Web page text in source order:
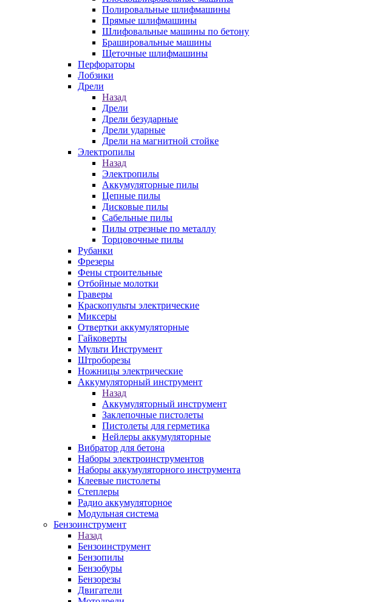
Полировальные шлифмашины
Прямые шлифмашины
Шлифовальные машины по бетону
Брашировальные машины
Щеточные шлифмашины
Перфораторы
Лобзики
Дрели
Назад
Дрели
Дрели безударные
Дрели ударные
Дрели на магнитной стойке
Электропилы
Назад
Электропилы
Аккумуляторные пилы
Цепные пилы
Дисковые пилы
Сабельные пилы
Пилы отрезные по металлу
Торцовочные пилы
Рубанки
Фрезеры
Фены строительные
Отбойные молотки
Граверы
Краскопульты электрические
Миксеры
Отвертки аккумуляторные
Гайковерты
Мульти Инструмент
Штроборезы
Ножницы электрические
Аккумуляторный инструмент
Назад
Аккумуляторный инструмент
Заклепочные пистолеты
Пистолеты для герметика
Нейлеры аккумуляторные
Вибратор для бетона
Наборы электроинструментов
Наборы аккумуляторного инструмента
Клеевые пистолеты
Степлеры
Радио аккумуляторное
Модульная система
Бензоинструмент
Назад
Бензоинструмент
Бензопилы
Бензобуры
Бензорезы
Двигатели